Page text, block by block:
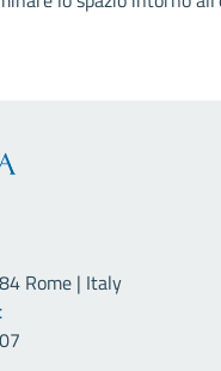
Rome | Italy